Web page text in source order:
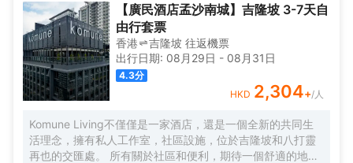
供146間客房和20間套房，客人可專享文華東方會行政貴賓
廊設施的優待。客人可以在房內免費上網。酒店內的餐飲和
酒吧令人更加難忘。客人可以在酒店的7間餐廳，酒吧和休息
室盡情享受或舉辦慶祝活動。酒店設有豐富的會議和宴會設
施，包括一個可容納1,800位賓客的無柱式大宴會廳，鑽石宴
會廳也可容納500位客人。酒店的16個功能室都配備了可用
於研討會，國際會議，展覽，婚禮等活動的視聽設備。文華
東方酒店活力俱樂部及水療中心為賓客提供一個寧靜的氛
圍，完善的健身設備和一流的温泉理療。客人可以在酒店游
泳池內暢遊，欣賞KLCC公園如畫般的風景。
【廣民酒店孟沙南城】吉隆坡 3-7天自
由行套票
香港 吉隆坡 往返機票
出行日期: 08月29日 - 08月31日
4.3分
HKD 2,304+/人
Komune Living不僅僅是一家酒店，還是一個全新的共同生
活理念，擁有私人工作室，社區設施，位於吉隆坡和八打靈
再也的交匯處。 所有關於社區和便利，期待一個舒適的地方